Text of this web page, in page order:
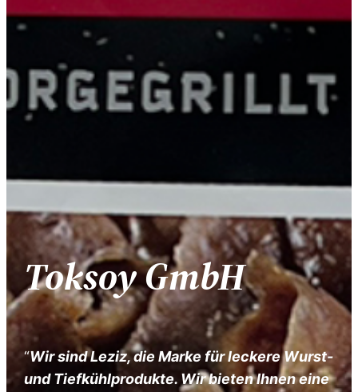
Toksoy GmbH
“Wir sind Leziz, die Marke für leckere Wurst-
und Tiefkühlprodukte. Wir bieten Ihnen eine